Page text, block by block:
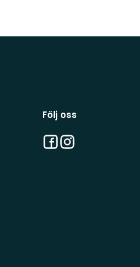
Följ oss
Facebook
Instagram